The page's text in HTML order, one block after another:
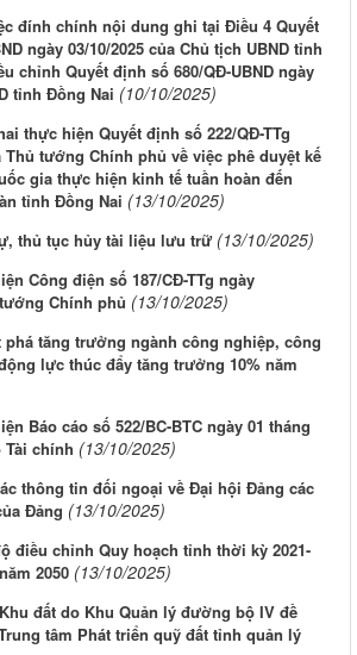
đính chính nội dung ghi tại Điều 4 Quyết
ngày 03/10/2025 của Chủ tịch UBND tỉnh
chỉnh Quyết định số 680/QĐ-UBND ngày
tỉnh Đồng Nai (10/10/2025)
thực hiện Quyết định số 222/QĐ-TTg
Thủ tướng Chính phủ về việc phê duyệt kế
gia thực hiện kinh tế tuần hoàn đến
tỉnh Đồng Nai (13/10/2025)
thủ tục hủy tài liệu lưu trữ (13/10/2025)
Công điện số 187/CĐ-TTg ngày
Chính phủ (13/10/2025)
phá tăng trưởng ngành công nghiệp, công
lực thúc đẩy tăng trưởng 10% năm
Báo cáo số 522/BC-BTC ngày 01 tháng
Tài chính (13/10/2025)
thông tin đối ngoại về Đại hội Đảng các
Đảng (13/10/2025)
điều chỉnh Quy hoạch tỉnh thời kỳ 2021-
2050 (13/10/2025)
đất do Khu Quản lý đường bộ IV đề
tâm Phát triển quỹ đất tỉnh quản lý